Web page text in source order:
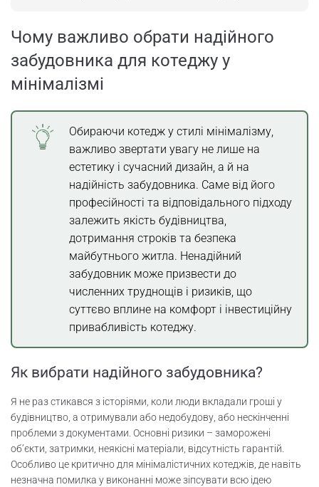
Чому важливо обрати надійного
забудовника для котеджу у
мінімалізмі
Обираючи котедж у стилі мінімалізму,
важливо звертати увагу не лише на
естетику і сучасний дизайн, а й на
надійність забудовника. Саме від його
професійності та відповідального підходу
залежить якість будівництва,
дотримання строків та безпека
майбутнього житла. Ненадійний
забудовник може призвести до
численних труднощів і ризиків, що
суттєво вплине на комфорт і інвестиційну
привабливість котеджу.
Як вибрати надійного забудовника?
Я не раз стикався з історіями, коли люди вкладали гроші у
будівництво, а отримували або недобудову, або нескінченні
проблеми з документами. Основні ризики – заморожені
об’єкти, затримки, неякісні матеріали, відсутність гарантій.
Особливо це критично для мінімалістичних котеджів, де навіть
незначна помилка у виконанні може зіпсувати всю ідею